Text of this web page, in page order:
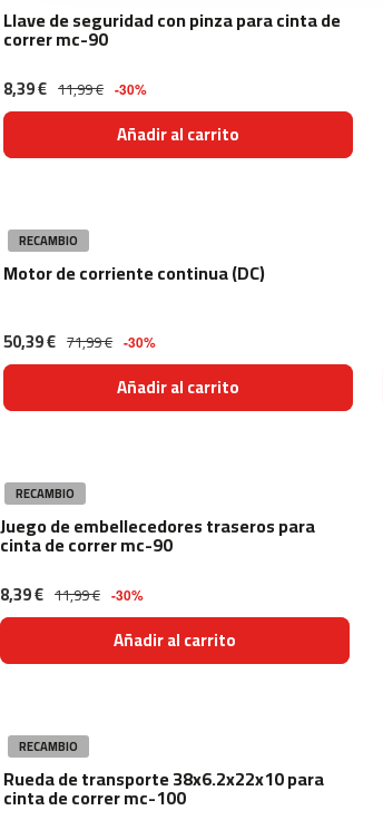
mc-
160
200
mc-
mc-
560
de
correr
MC-
500
bicicletas
indoor
besp-
70
besp-
Llave de seguridad con pinza para cinta de
correr mc-90
8,39 € 11,99 € -30%
Añadir al carrito
RECAMBIO
Motor de corriente continua (DC)
50,39 € 71,99 € -30%
Añadir al carrito
RECAMBIO
Juego de embellecedores traseros para
cinta de correr mc-90
8,39 € 11,99 € -30%
Añadir al carrito
RECAMBIO
Rueda de transporte 38x6.2x22x10 para
cinta de correr mc-100